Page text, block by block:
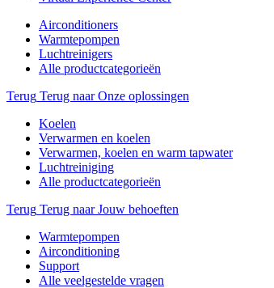
Airconditioners
Warmtepompen
Luchtreinigers
Alle productcategorieën
Terug Terug naar Onze oplossingen
Koelen
Verwarmen en koelen
Verwarmen, koelen en warm tapwater
Luchtreiniging
Alle productcategorieën
Terug Terug naar Jouw behoeften
Warmtepompen
Airconditioning
Support
Alle veelgestelde vragen